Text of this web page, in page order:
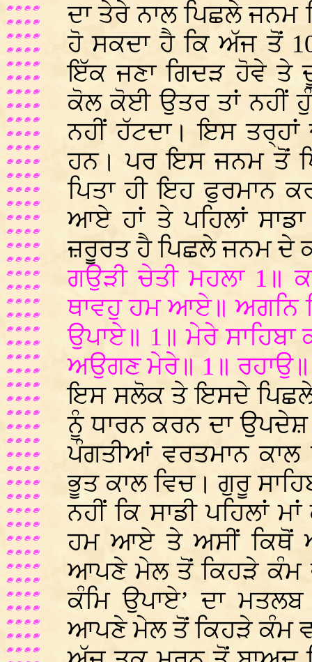
ਦਾ ਤੇਰੇ ਨਾਲ ਪਿਛਲੇ ਜਨਮ
ਹੋ ਸਕਦਾ ਹੈ ਕਿ ਅੱਜ ਤੋਂ
ਇੱਕ ਜਣਾ ਗਿਦੜ ਹੋਵੇ ਤੇ
ਕੋਲ ਕੋਈ ਉਤਰ ਤਾਂ ਨਹੀਂ
ਨਹੀਂ ਹੱਟਦਾ। ਇਸ
ਹਨ। ਪਰ ਇਸ ਜਨਮ ਤੋਂ
ਪਿਤਾ ਹੀ ਇਹ ਫੁਰਮਾਨ
ਆਏ ਹਾਂ ਤੇ ਪਹਿਲਾਂ
ਜ਼ਰੂਰਤ ਹੈ ਪਿਛਲੇ ਜਨਮ ਦੇ
ਗਉੜੀ ਚੇਤੀ ਮਹਲਾ 1॥
ਥਾਵਹੁ ਹਮ ਆਏ॥ ਅਗਨਿ
ਉਪਾਏ॥ 1॥ ਮੇਰੇ
ਅਉਗਣ ਮੇਰੇ॥ 1॥ ਰਹਾਉ॥
ਇਸ ਸਲੋਕ ਤੇ ਇਸਦੇ
ਨੂੰ ਧਾਰਨ ਕਰਨ ਦਾ
ਪੰਗਤੀਆਂ ਵਰਤਮਾਨ
ਭੂਤ ਕਾਲ ਵਿਚ। ਗੁਰੂ
ਨਹੀਂ ਕਿ ਸਾਡੀ ਪਹਿਲਾਂ
ਹਮ ਆਏ ਤੇ ਅਸੀਂ ਕਿਥੋਂ
ਆਪਣੇ ਮੇਲ ਤੋਂ ਕਿਹੜੇ ਕੰਮ
ਕੰਮਿ ਉਪਾਏ’ ਦਾ
ਆਪਣੇ ਮੇਲ ਤੋਂ ਕਿਹੜੇ ਕੰਮ